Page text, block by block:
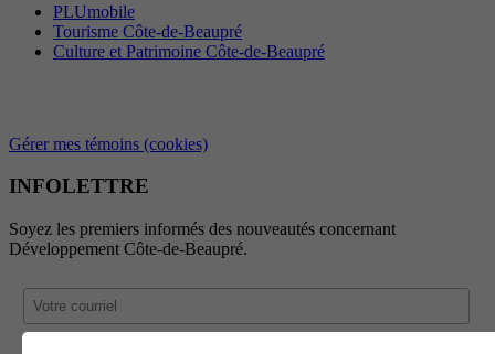
PLUmobile
Tourisme Côte-de-Beaupré
Culture et Patrimoine Côte-de-Beaupré
Gérer mes témoins (cookies)
INFOLETTRE
Soyez les premiers informés des nouveautés concernant
Développement Côte-de-Beaupré.